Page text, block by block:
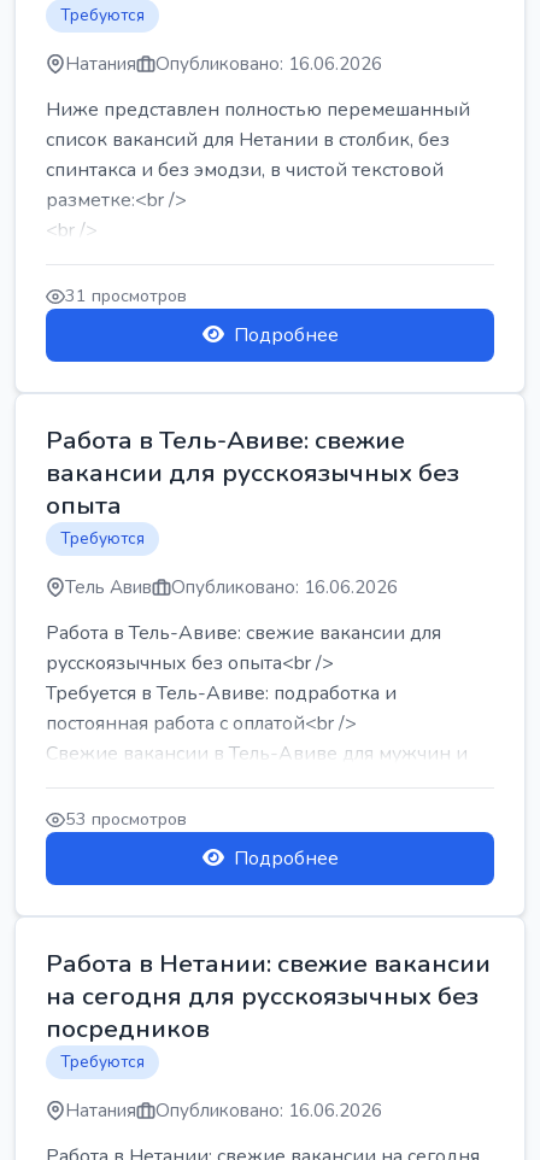
Требуются
Натания Опубликовано: 16.06.2026
Ниже представлен полностью перемешанный
список вакансий для Нетании в столбик, без
спинтакса и без эмодзи, в чистой текстовой
разметке:<br />
<br />
Работа в Нетании на мебельном производстве:
требу...
31 просмотров
Подробнее
Работа в Тель-Авиве: свежие
вакансии для русскоязычных без
опыта
Требуются
Тель Авив Опубликовано: 16.06.2026
Работа в Тель-Авиве: свежие вакансии для
русскоязычных без опыта<br />
Требуется в Тель-Авиве: подработка и
постоянная работа с оплатой<br />
Свежие вакансии в Тель-Авиве для мужчин и
женщин от хозя...
53 просмотров
Подробнее
Работа в Нетании: свежие вакансии
на сегодня для русскоязычных без
посредников
Требуются
Натания Опубликовано: 16.06.2026